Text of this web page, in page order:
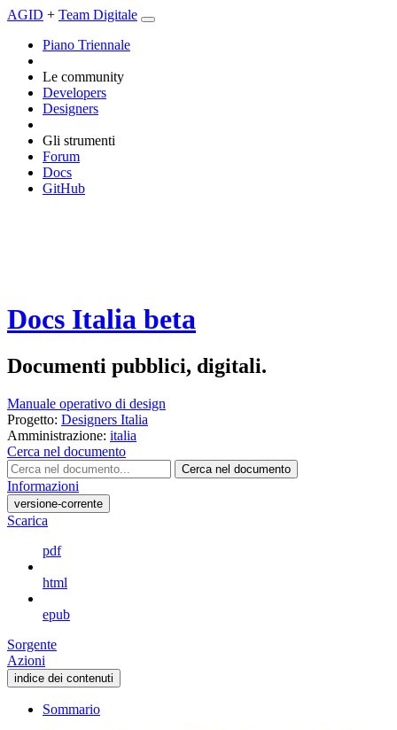
AGID + Team Digitale
Piano Triennale
Le community
Developers
Designers
Gli strumenti
Forum
Docs
GitHub
Docs Italia beta
Documenti pubblici, digitali.
Manuale operativo di design
Progetto: Designers Italia
Amministrazione: italia
Cerca nel documento
Cerca nel documento
Informazioni
versione-corrente
Scarica
pdf
html
epub
Sorgente
Azioni
indice dei contenuti
Sommario